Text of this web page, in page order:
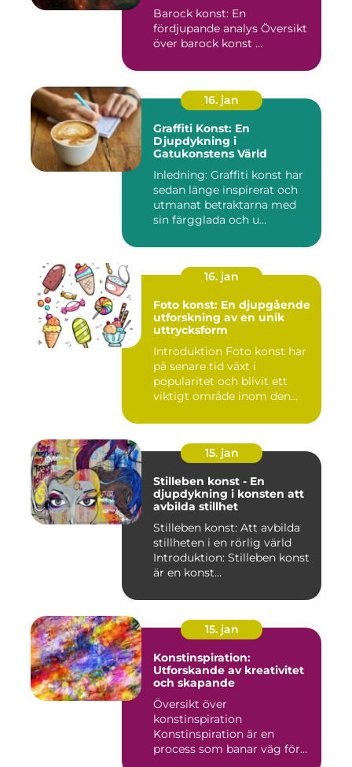
Barock konst: En
fördjupande analys Översikt
över barock konst ...
16. jan
Graffiti Konst: En
Djupdykning i
Gatukonstens Värld
Inledning: Graffiti konst har
sedan länge inspirerat och
utmanat betraktarna med
sin färgglada och u...
16. jan
Foto konst: En djupgående
utforskning av en unik
uttrycksform
Introduktion Foto konst har
på senare tid växt i
popularitet och blivit ett
viktigt område inom den...
15. jan
Stilleben konst - En
djupdykning i konsten att
avbilda stillhet
Stilleben konst: Att avbilda
stillheten i en rörlig värld
Introduktion: Stilleben konst
är en konst...
15. jan
Konstinspiration:
Utforskande av kreativitet
och skapande
Översikt över
konstinspiration
Konstinspiration är en
process som banar väg för